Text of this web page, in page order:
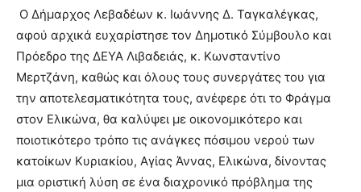
Ο Δήμαρχος Λεβαδέων κ. Ιωάννης Δ. Ταγκαλέγκας,
αφού αρχικά ευχαρίστησε τον Δημοτικό Σύμβουλο και
Πρόεδρο της ΔΕΥΑ Λιβαδειάς, κ. Κωνσταντίνο
Μερτζάνη, καθώς και όλους τους συνεργάτες του για
την αποτελεσματικότητα τους, ανέφερε ότι το Φράγμα
στον Ελικώνα, θα καλύψει με οικονομικότερο και
ποιοτικότερο τρόπο τις ανάγκες πόσιμου νερού των
κατοίκων Κυριακίου, Αγίας Άννας, Ελικώνα, δίνοντας
μια οριστική λύση σε ένα διαχρονικό πρόβλημα της